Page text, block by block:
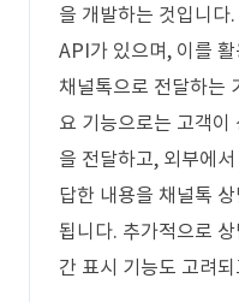
을 개발하는 것입니다
API가 있으며, 이를
채널톡으로 전달하는
요 기능으로는 고객이
을 전달하고, 외부에
답한 내용을 채널톡
됩니다. 추가적으로
간 표시 기능도 고려